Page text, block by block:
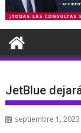
JetBlue
septiembre 1, 2023